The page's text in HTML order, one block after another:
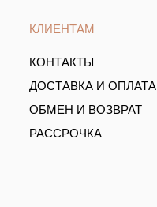
КЛИЕНТАМ
КОНТАКТЫ
ДОСТАВКА И ОПЛАТА
ОБМЕН И ВОЗВРАТ
РАССРОЧКА